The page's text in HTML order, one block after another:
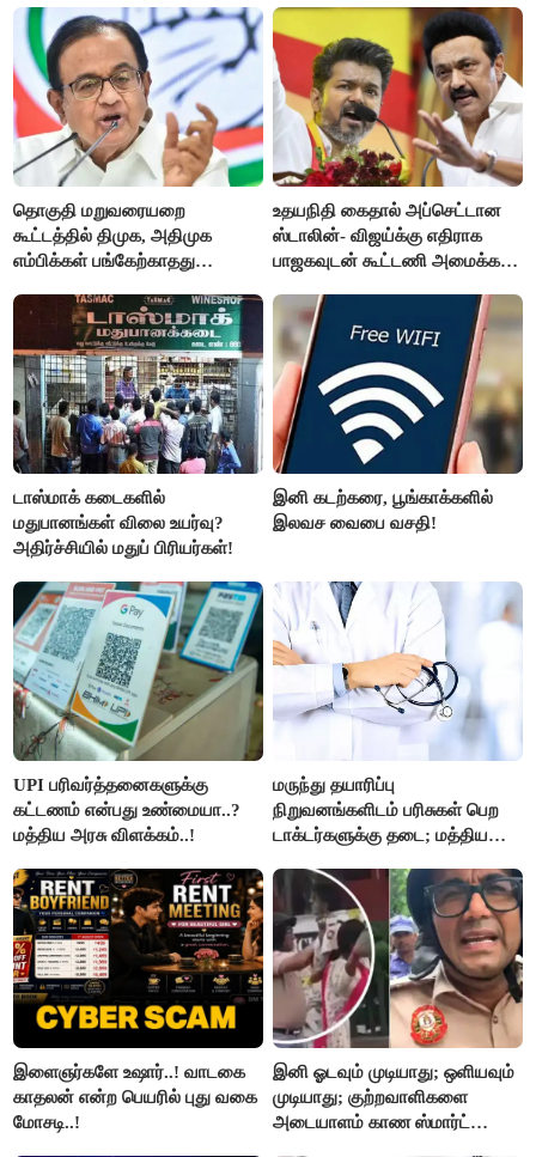
தொகுதி மறுவரையறை
கூட்டத்தில் திமுக, அதிமுக
எம்பிக்கள் பங்கேற்காதது
உதயநிதி கைதால் அப்செட்டான
ஸ்டாலின்- விஜய்க்கு எதிராக
பாஜகவுடன் கூட்டணி அமைக்க
டாஸ்மாக் கடைகளில்
மதுபானங்கள் விலை உயர்வு?
அதிர்ச்சியில் மதுப் பிரியர்கள்!
இனி கடற்கரை, பூங்காக்களில்
இலவச வைபை வசதி!
UPI பரிவர்த்தனைகளுக்கு
கட்டணம் என்பது உண்மையா..?
மத்திய அரசு விளக்கம்..!
மருந்து தயாரிப்பு
நிறுவனங்களிடம் பரிசுகள் பெற
டாக்டர்களுக்கு தடை; மத்திய
இளைஞர்களே உஷார்..! வாடகை
காதலன் என்ற பெயரில் புது வகை
மோசடி..!
இனி ஓடவும் முடியாது; ஒளியவும்
முடியாது; குற்றவாளிகளை
அடையாளம் காண ஸ்மார்ட்